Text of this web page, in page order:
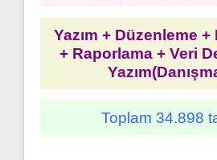
Yazım + Düzenleme +
+ Raporlama + Veri
Toplam 34.898